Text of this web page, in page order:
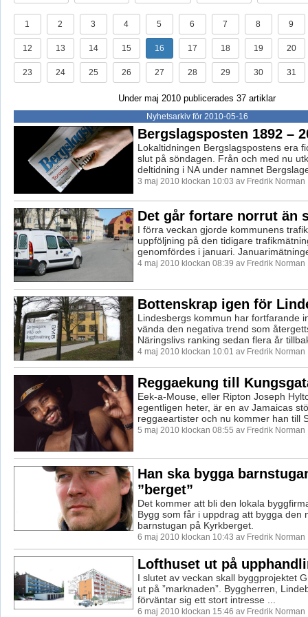
1 2 3 4 5 6 7 8 9
12 13 14 15 16 17 18 19 20
23 24 25 26 27 28 29 30 31
Under maj 2010 publicerades 37 artiklar
Nyhetsarkiv för 2010-05-16
Bergslagsposten 1892 –
Lokaltidningen Bergslagspostens era
slut på söndagen. Från och med nu
deltidning i NA under namnet
3 maj 2010 klockan 10:03 av Fredrik Norman
Det går fortare norrut än
I förra veckan gjorde kommunens
uppföljning på den tidigare
genomfördes i januari.
4 maj 2010 klockan 08:39 av Fredrik Norman
Bottenskrap igen för
Lindesbergs kommun har fortfarande
vända den negativa trend som
Näringslivs ranking sedan flera år
4 maj 2010 klockan 10:01 av Fredrik Norman
Reggaekung till
Eek-a-Mouse, eller Ripton Joseph
egentligen heter, är en av Jamaicas
reggaeartister och nu kommer han till
5 maj 2010 klockan 08:55 av Fredrik Norman
Han ska bygga
”berget”
Det kommer att bli den lokala
Bygg som får i uppdrag att bygga den
barnstugan på Kyrkberget.
6 maj 2010 klockan 10:43 av Fredrik Norman
Lofthuset ut på
I slutet av veckan skall byggprojektet
ut på ”marknaden”. Byggherren,
förväntar sig ett stort intresse ...
6 maj 2010 klockan 15:46 av Fredrik Norman